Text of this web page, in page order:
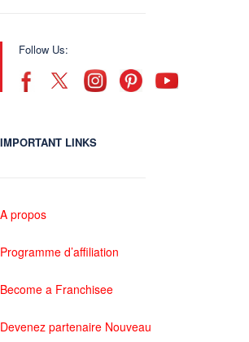
Follow Us:
IMPORTANT LINKS
A propos
Programme d’affiliation
Become a Franchisee
Devenez partenaire Nouveau